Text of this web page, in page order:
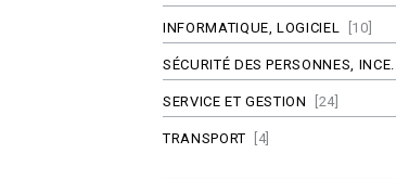
INFORMATIQUE, LOGICIEL [10]
SÉCURITÉ DES PERSONNES, INCE...
SERVICE ET GESTION [24]
TRANSPORT [4]